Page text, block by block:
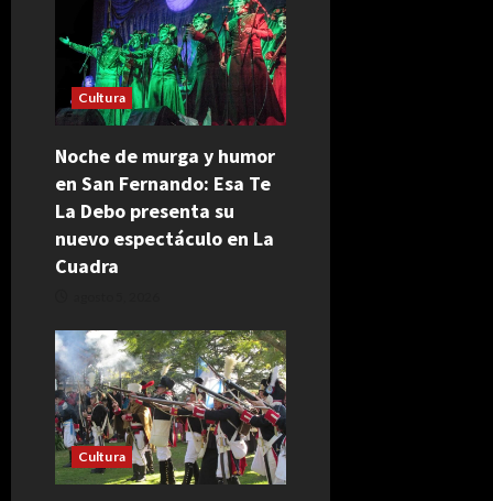
Cultura
Noche de murga y humor
en San Fernando: Esa Te
La Debo presenta su
nuevo espectáculo en La
Cuadra
Cultura